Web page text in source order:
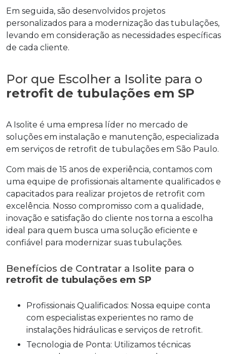
Em seguida, são desenvolvidos projetos
personalizados para a modernização das tubulações,
levando em consideração as necessidades específicas
de cada cliente.
Por que Escolher a Isolite para o
retrofit de tubulações em SP
A Isolite é uma empresa líder no mercado de
soluções em instalação e manutenção, especializada
em serviços de retrofit de tubulações em São Paulo.
Com mais de 15 anos de experiência, contamos com
uma equipe de profissionais altamente qualificados e
capacitados para realizar projetos de retrofit com
excelência. Nosso compromisso com a qualidade,
inovação e satisfação do cliente nos torna a escolha
ideal para quem busca uma solução eficiente e
confiável para modernizar suas tubulações.
Benefícios de Contratar a Isolite para o
retrofit de tubulações em SP
Profissionais Qualificados: Nossa equipe conta
com especialistas experientes no ramo de
instalações hidráulicas e serviços de retrofit.
Tecnologia de Ponta: Utilizamos técnicas